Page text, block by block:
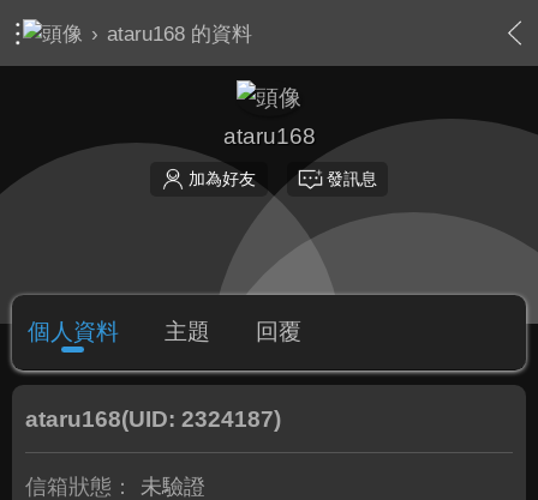
› ataru168 的資料
ataru168
加為好友 發訊息
個人資料 主題 回覆
ataru168(UID: 2324187)
信箱狀態： 未驗證